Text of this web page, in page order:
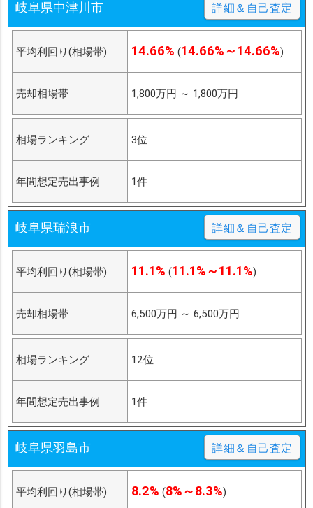
岐阜県中津川市 詳細＆自己査定
平均利回り(相場帯) 14.66% (14.66%～14.66%)
売却相場帯 1,800万円 ～ 1,800万円
相場ランキング 3位
年間想定売出事例 1件
岐阜県瑞浪市 詳細＆自己査定
平均利回り(相場帯) 11.1% (11.1%～11.1%)
売却相場帯 6,500万円 ～ 6,500万円
相場ランキング 12位
年間想定売出事例 1件
岐阜県羽島市 詳細＆自己査定
平均利回り(相場帯) 8.2% (8%～8.3%)